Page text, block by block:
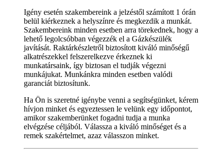
Igény esetén szakembereink a jelzéstől számított 1 órán
belül kiérkeznek a helyszínre és megkezdik a munkát.
Szakembereink minden esetben arra törekednek, hogy a
lehető legolcsóbban végezzék el a Gázkészülék
javítását. Raktárkészletről biztosított kiváló minőségű
alkatrészekkel felszerelkezve érkeznek ki
munkatársaink, így biztosan el tudják végezni
munkájukat. Munkánkra minden esetben valódi
garanciát biztosítunk.
Ha Ön is szeretné igénybe venni a segítségünket, kérem
hívjon minket és egyeztessen le velünk egy időpontot,
amikor szakemberünket fogadni tudja a munka
elvégzése céljából. Válassza a kiváló minőséget és a
remek szakértelmet, azaz válasszon minket.